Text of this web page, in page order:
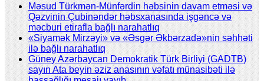
Məsud Türkmən-Münfərdin həbsinin davam etməsi və
Qəzvinin Çubinəndər həbsxanasında işgəncə və
məcburi etirafla bağlı narahatlıq
«Siyamək Mirzəyi» və «Əsgər Əkbərzadə»nin səhhəti
ilə bağlı narahatlıq
Güney Azərbaycan Demokratik Türk Birliyi (GADTB)
sayın Ata beyin əziz anasının vəfatı münasibəti ilə